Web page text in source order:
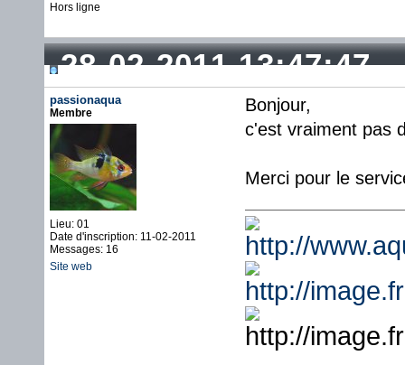
Hors ligne
28-02-2011 13:47:47
passionaqua
Membre
Lieu: 01
Date d'inscription: 11-02-2011
Messages: 16
Site web
Bonjour,
c'est vraiment pas
Merci pour le